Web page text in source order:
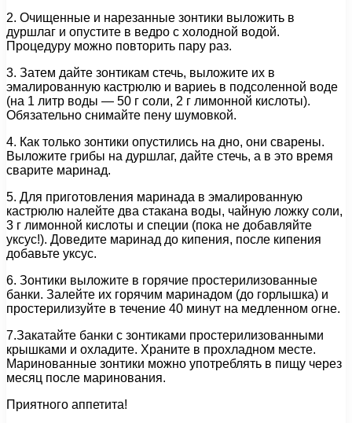
2. Очищенные и нарезанные зонтики выложить в
дуршлаг и опустите в ведро с холодной водой.
Процедуру можно повторить пару раз.
3. Затем дайте зонтикам стечь, выложите их в
эмалированную кастрюлю и вариеь в подсоленной воде
(на 1 литр воды — 50 г соли, 2 г лимонной кислоты).
Обязательно снимайте пену шумовкой.
4. Как только зонтики опустились на дно, они сварены.
Выложите грибы на дуршлаг, дайте стечь, а в это время
сварите маринад.
5. Для приготовления маринада в эмалированную
кастрюлю налейте два стакана воды, чайную ложку соли,
3 г лимонной кислоты и специи (пока не добавляйте
уксус!). Доведите маринад до кипения, после кипения
добавьте уксус.
6. Зонтики выложите в горячие простерилизованные
банки. Залейте их горячим маринадом (до горлышка) и
простерилизуйте в течение 40 минут на медленном огне.
7.Закатайте банки с зонтиками простерилизованными
крышками и охладите. Храните в прохладном месте.
Маринованные зонтики можно употреблять в пищу через
месяц после маринования.
Приятного аппетита!